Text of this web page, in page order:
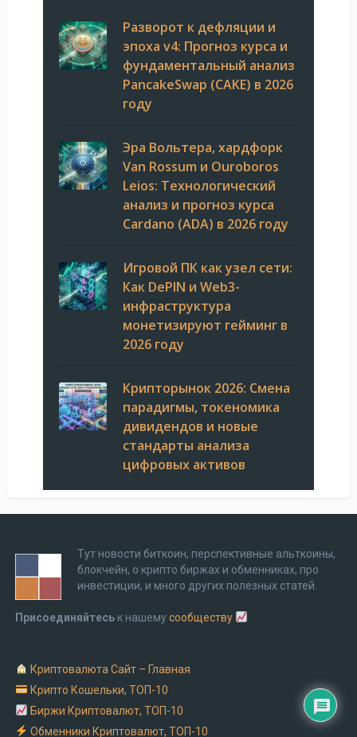
Разворот к дефляции и
эпоха v4: Прогноз курса и
фундаментальный анализ
PancakeSwap (CAKE) в 2026
году
Эра Вольтера, хардфорк
Van Rossum и Ouroboros
Leios: Технологический
анализ и прогноз курса
Cardano (ADA) в 2026 году
Игровой ПК как узел сети:
Как DePIN и Web3-
инфраструктура
монетизируют гейминг в
2026 году
Крипторынок 2026: Смена
парадигмы, токеномика
дивидендов и новые
стандарты анализа
цифровых активов
Тут новости биткоин, перспективные альткоины,
блокчейн, о крипто биржах и обменниках, про
инвестиции, и много других полезных статей.
Присоединяйтесь к нашемусообществу
Криптовалюта Cайт – Главная
Крипто Кошельки, ТОП-10
Биржи Криптовалют, ТОП-10
Обменники Криптовалют, ТОП-10